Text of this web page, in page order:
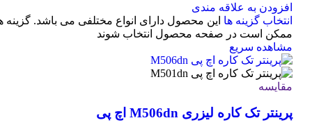
افزودن به علاقه مندی
انتخاب گزینه ها این محصول دارای انواع مختلفی می باشد. گزینه
ممکن است در صفحه محصول انتخاب شوند
مشاهده سریع
مقایسه
پرینتر تک کاره لیزری M506dn اچ پی